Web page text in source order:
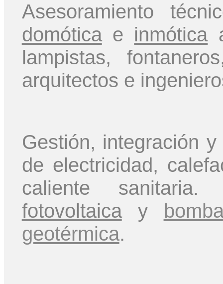
Asesoramiento
domóticae inmótica
lampistas,
arquitectos e
Gestión, integración
de electricidad,
caliente
fotovoltaicay
geotérmica.